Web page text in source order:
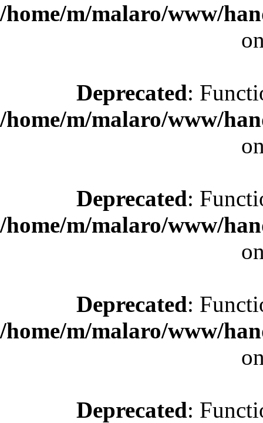
/home/m/malaro/www/
Deprecated:
/home/m/malaro/www/
Deprecated:
/home/m/malaro/www/
Deprecated:
/home/m/malaro/www/
Deprecated: